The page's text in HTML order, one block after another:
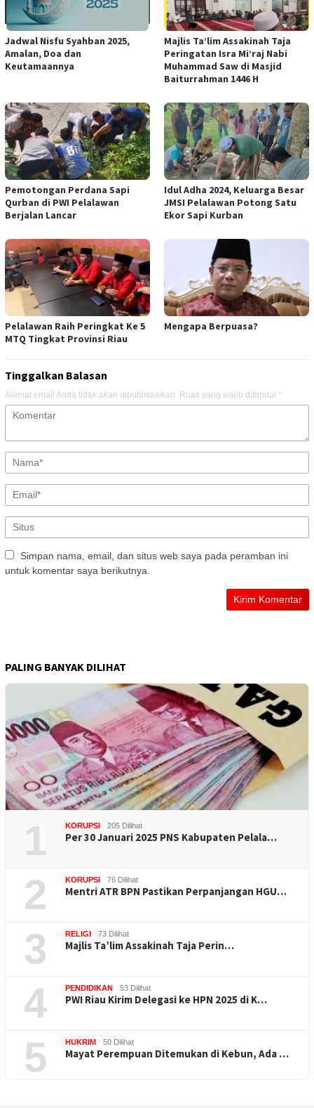
Jadwal Nisfu Syahban 2025,
Amalan, Doa dan
Keutamaannya
Majlis Ta’lim Assakinah Taja
Peringatan Isra Mi’raj Nabi
Muhammad Saw di Masjid
Baiturrahman 1446 H
Pemotongan Perdana Sapi
Qurban di PWI Pelalawan
Berjalan Lancar
Idul Adha 2024, Keluarga Besar
JMSI Pelalawan Potong Satu
Ekor Sapi Kurban
Pelalawan Raih Peringkat Ke 5
MTQ Tingkat Provinsi Riau
Mengapa Berpuasa?
Tinggalkan Balasan
Alamat email Anda tidak akan dipublikasikan. Ruas yang wajib ditandai *
Simpan nama, email, dan situs web saya pada peramban ini
untuk komentar saya berikutnya.
PALING BANYAK DILIHAT
1 KORUPSI 205 Dilihat
Per 30 Januari 2025 PNS Kabupaten Pelala…
2 KORUPSI 76 Dilihat
Mentri ATR BPN Pastikan Perpanjangan HGU…
3 RELIGI 73 Dilihat
Majlis Ta’lim Assakinah Taja Perin…
4 PENDIDIKAN 53 Dilihat
PWI Riau Kirim Delegasi ke HPN 2025 di K…
5 HUKRIM 50 Dilihat
Mayat Perempuan Ditemukan di Kebun, Ada …